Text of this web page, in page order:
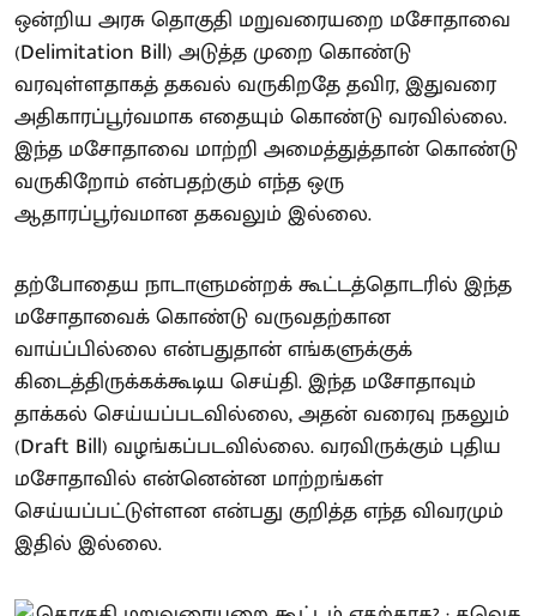
ஒன்றிய அரசு தொகுதி மறுவரையறை மசோதாவை
(Delimitation Bill) அடுத்த முறை கொண்டு
வரவுள்ளதாகத் தகவல் வருகிறதே தவிர, இதுவரை
அதிகாரப்பூர்வமாக எதையும் கொண்டு வரவில்லை.
இந்த மசோதாவை மாற்றி அமைத்துத்தான் கொண்டு
வருகிறோம் என்பதற்கும் எந்த ஒரு
ஆதாரப்பூர்வமான தகவலும் இல்லை.
தற்போதைய நாடாளுமன்றக் கூட்டத்தொடரில் இந்த
மசோதாவைக் கொண்டு வருவதற்கான
வாய்ப்பில்லை என்பதுதான் எங்களுக்குக்
கிடைத்திருக்கக்கூடிய செய்தி. இந்த மசோதாவும்
தாக்கல் செய்யப்படவில்லை, அதன் வரைவு நகலும்
(Draft Bill) வழங்கப்படவில்லை. வரவிருக்கும் புதிய
மசோதாவில் என்னென்ன மாற்றங்கள்
செய்யப்பட்டுள்ளன என்பது குறித்த எந்த விவரமும்
இதில் இல்லை.